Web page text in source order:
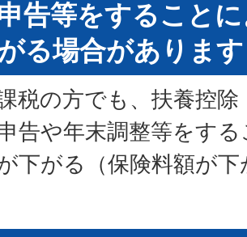
告等をすること
る場合があります
税の方でも、扶養控
告や年末調整等をす
下がる（保険料額が